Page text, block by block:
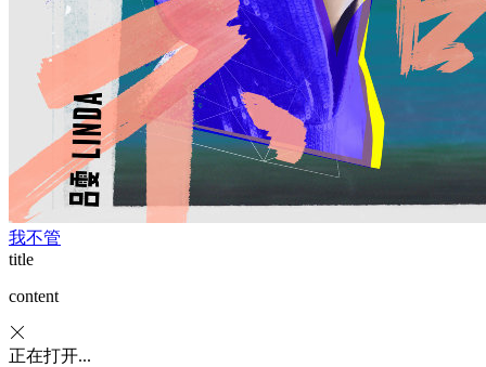
我不管
title
content
正在打开...